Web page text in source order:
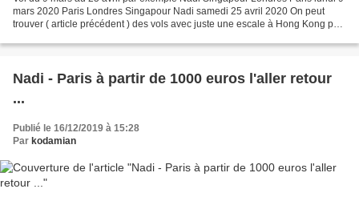
mars 2020 Paris Londres Singapour Nadi samedi 25 avril 2020 On peut
trouver ( article précédent ) des vols avec juste une escale à Hong Kong par
Nadi - Paris à partir de 1000 euros l'aller retour
...
Publié le 16/12/2019 à 15:28
Par kodamian